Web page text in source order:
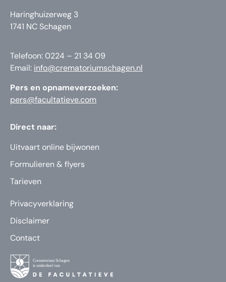
Haringhuizerweg 3
1741 NC Schagen
Telefoon: 0224 – 21 34 09
Email: info@crematoriumschagen.nl
Pers en opnameverzoeken:
pers@facultatieve.com
Direct naar:
Uitvaart online bijwonen
Formulieren & flyers
Tarieven
Privacyverklaring
Disclaimer
Contact